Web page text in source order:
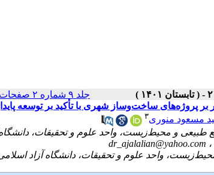
جلد ۹ شماره ۲ صفحات ۱۴۲-۱۳۶
پروژه‌های ساخت‌وساز شهری با تأکید بر توسعه
مسعود منوری۳
dr_ajalalian@yahoo.com